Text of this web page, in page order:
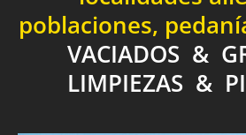
poblaciones,
VACIADOS &
LIMPIEZAS &